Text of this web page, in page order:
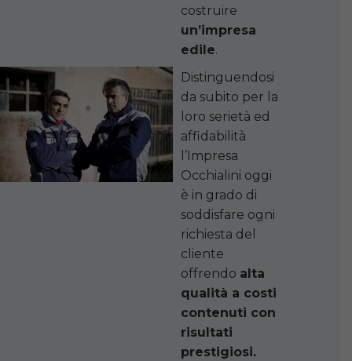
costruire
un’impresa
edile.
Distinguendosi
da subito per la
loro serietà ed
affidabilità
l’Impresa
Occhialini oggi
è in grado di
soddisfare ogni
richiesta del
cliente
offrendo alta
qualità a costi
contenuti con
risultati
prestigiosi.